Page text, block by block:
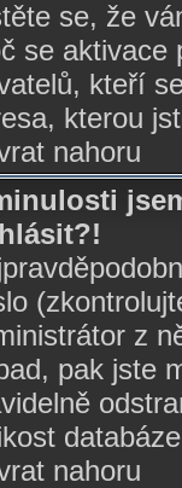
se, že
se
kteří
kterou
nahoru
z
pak jste
nahoru